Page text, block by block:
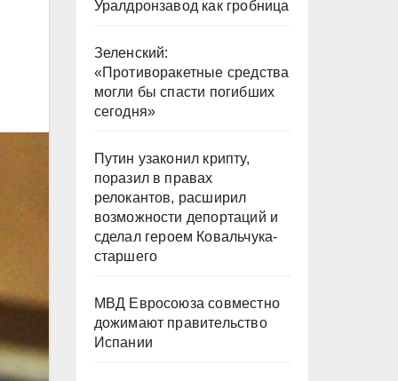
Уралдронзавод как гробница
Зеленский:
«Противоракетные средства
могли бы спасти погибших
сегодня»
Путин узаконил крипту,
поразил в правах
релокантов, расширил
возможности депортаций и
сделал героем Ковальчука-
старшего
МВД Евросоюза совместно
дожимают правительство
Испании